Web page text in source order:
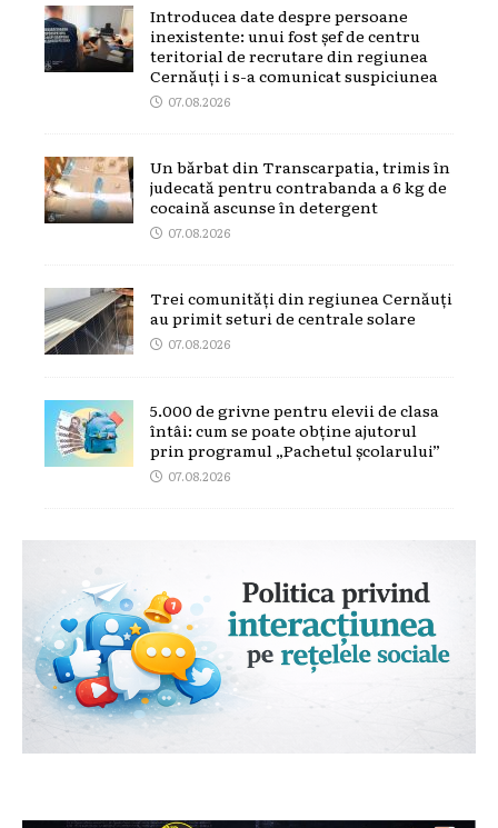
Introducea date despre persoane
inexistente: unui fost șef de centru
teritorial de recrutare din regiunea
Cernăuți i s-a comunicat suspiciunea
07.08.2026
Un bărbat din Transcarpatia, trimis în
judecată pentru contrabanda a 6 kg de
cocaină ascunse în detergent
07.08.2026
Trei comunități din regiunea Cernăuți
au primit seturi de centrale solare
07.08.2026
5.000 de grivne pentru elevii de clasa
întâi: cum se poate obține ajutorul
prin programul „Pachetul școlarului”
07.08.2026